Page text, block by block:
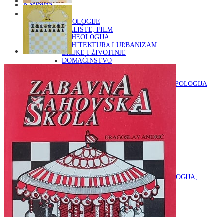
Naslovna
KNJIGE
OD ARHEOLOGIJE
DO KAZALIŠTE, FILM
ARHEOLOGIJA
ARHITEKTURA I URBANIZAM
BILJKE I ŽIVOTINJE
DOMAĆINSTVO
ENCIKLOPEDIJE I LEKSIKONI
FILOZOFIJA, SOCIOLOGIJA, ANTROPOLOGIJA
FOTOGRAFIJA
GLAZBENA UMJETNOST
KAZALIŠTE, FILM
OD KNJIŽEVNOST
DO RELIGIJA
KNJIŽEVNOST
LIKOVNA UMJETNOST
LJEKOVITO BILJE I ZDRAVLJE
MITOLOGIJA
POVIJEST I PUBLICISTIKA
PRIRODNE ZNANOSTI
PSIHOLOGIJA, POPULARNA PSIHOLOGIJA,
ALTERNATIVA
RAZNO
RELIGIJA
OD RJEČNIKA